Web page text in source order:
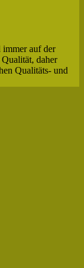
auf der
daher
Qualitäts- und